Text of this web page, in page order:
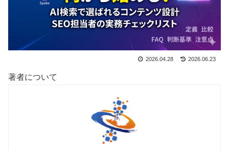
2026.04.28 2026.06.23
著者について